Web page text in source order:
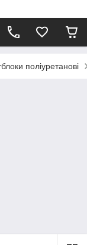
поліуретанові